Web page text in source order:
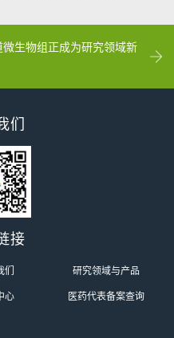
生物组正成为研究领域新
们
接
们 研究领域与产品
心 医药代表备案查询